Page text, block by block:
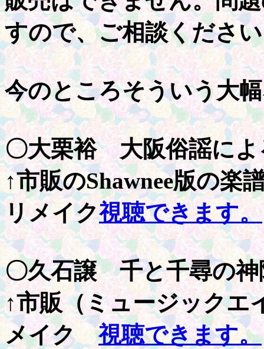
すので、ご相談くださ
今のところそういう大
〇大栗裕 大阪俗謡に
↑市販のShawnee版の楽
リメイク視聴できます。
〇久石譲 千と千尋の神
↑市販（ミュージックエ
メイク視聴できます。